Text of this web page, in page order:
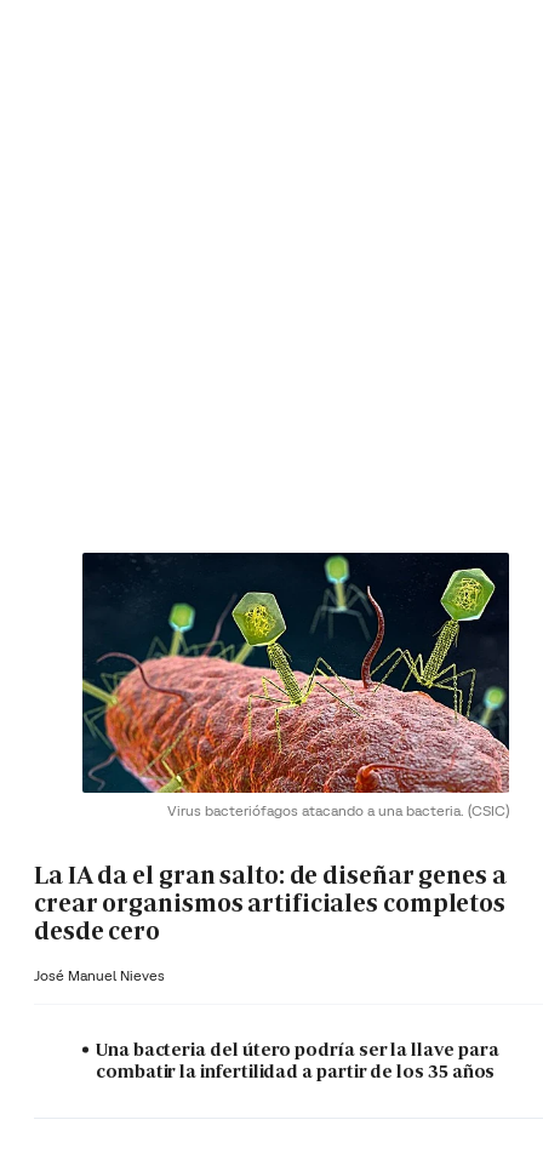
Virus bacteriófagos atacando a una bacteria. (CSIC)
La IA da el gran salto: de diseñar genes a
crear organismos artificiales completos
desde cero
José Manuel Nieves
Una bacteria del útero podría ser la llave para
combatir la infertilidad a partir de los 35 años